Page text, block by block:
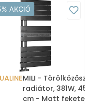
AKCIÓ
MILI -
radiátor, 381W,
cm - Matt fekete